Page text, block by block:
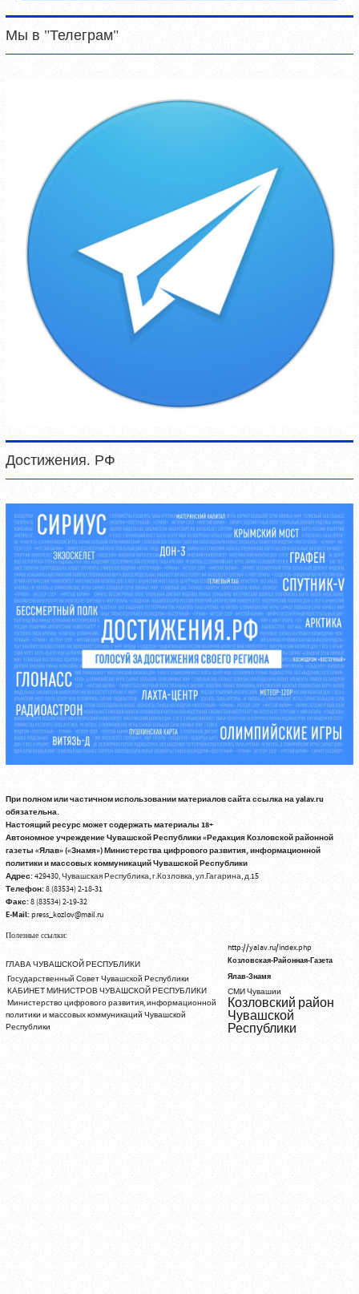
Мы в "Телеграм"
Достижения. РФ
При полном или частичном использовании материалов сайта ссылка на yalav.ru
обязательна.
Настоящий ресурс может содержать материалы 18+
Автономное учреждение Чувашской Республики «Редакция Козловской районной
газеты «Ялав» («Знамя») Министерства цифрового развития, информационной
политики и массовых коммуникаций Чувашской Республики
Адрес:429430, Чувашская Республика, г.Козловка, ул.Гагарина, д.15
Телефон:8 (83534) 2-18-31
Факс:8 (83534) 2-19-32
E-Mail:press_kozlov@mail.ru
Полезные ссылки:
ГЛАВА ЧУВАШСКОЙ РЕСПУБЛИКИ
Государственный Совет Чувашской Республики
КАБИНЕТ МИНИСТРОВ ЧУВАШСКОЙ РЕСПУБЛИКИ
Министерство цифрового развития, информационной
политики и массовых коммуникаций Чувашской
Республики
http://yalav.ru/index.php
Козловская-Районная-Газета
Ялав-Знамя
СМИ Чувашии
Козловский район
Чувашской
Республики